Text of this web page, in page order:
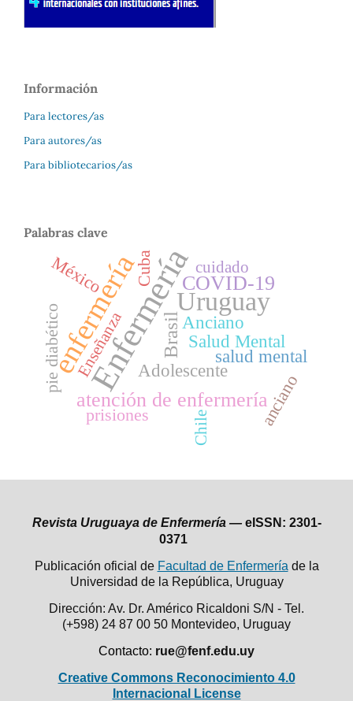
Información
Para lectores/as
Para autores/as
Para bibliotecarios/as
Palabras clave
Enfermería
enfermería Uruguay
atención de enfermería
COVID-19
Brasil
Adolescente
Anciano
Salud Mental
salud mental
pie diabético
prisiones
México Cuba
anciano
Enseñanza
Chile
cuidado
Revista Uruguaya de Enfermería — eISSN: 2301-
0371
Publicación oficial de Facultad de Enfermería de la
Universidad de la República, Uruguay
Dirección: Av. Dr. Américo Ricaldoni S/N - Tel.
(+598) 24 87 00 50 Montevideo, Uruguay
Contacto: rue@fenf.edu.uy
Creative Commons Reconocimiento 4.0
Internacional License